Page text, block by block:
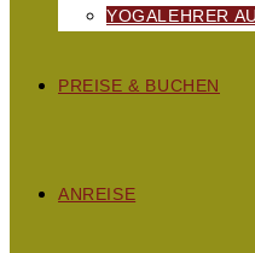
YOGALEHRER
PREISE & BUCHEN
ANREISE